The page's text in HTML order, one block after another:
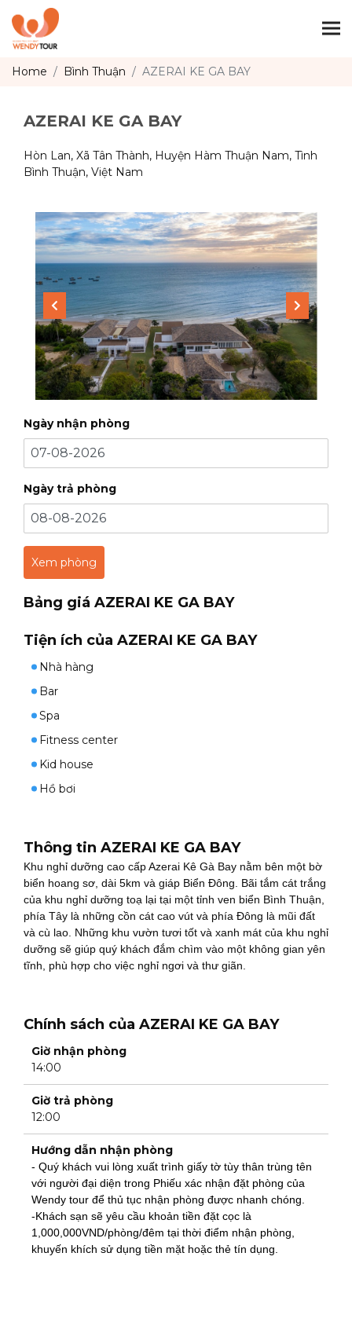
Home Bình Thuận AZERAI KE GA BAY
AZERAI KE GA BAY
Hòn Lan, Xã Tân Thành, Huyện Hàm Thuận Nam, Tình
Bình Thuận, Việt Nam
Ngày nhận phòng
Ngày trả phòng
Bảng giá AZERAI KE GA BAY
Tiện ích của AZERAI KE GA BAY
Nhà hàng
Bar
Spa
Fitness center
Kid house
Hồ bơi
Thông tin AZERAI KE GA BAY
Khu nghỉ dưỡng cao cấp Azerai Kê Gà Bay nằm bên một bờ
biển hoang sơ, dài 5km và giáp Biển Đông. Bãi tắm cát trắng
của khu nghỉ dưỡng toạ lại tại một tỉnh ven biển Bình Thuận,
phía Tây là những cồn cát cao vút và phía Đông là mũi đất
và cù lao. Những khu vườn tươi tốt và xanh mát của khu nghỉ
dưỡng sẽ giúp quý khách đắm chìm vào một không gian yên
tĩnh, phù hợp cho việc nghỉ ngơi và thư giãn.
Chính sách của AZERAI KE GA BAY
Giờ nhận phòng
14:00
Giờ trả phòng
12:00
Hướng dẫn nhận phòng
- Quý khách vui lòng xuất trình giấy tờ tùy thân trùng tên
với người đại diện trong Phiếu xác nhận đặt phòng của
Wendy tour để thủ tục nhận phòng được nhanh chóng.
-Khách sạn sẽ yêu cầu khoản tiền đặt cọc là
1,000,000VND/phòng/đêm tại thời điểm nhận phòng,
khuyến khích sử dụng tiền mặt hoặc thẻ tín dụng.